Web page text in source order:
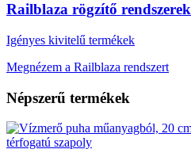
Railblaza rögzítő rendszerek
Igényes kivitelű termékek
Megnézem a Railblaza rendszert
Népszerű termékek